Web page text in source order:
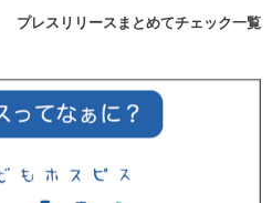
プレスリリースまとめてチェック一覧